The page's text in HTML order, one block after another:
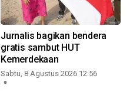
Jurnalis bagikan bendera
gratis sambut HUT
Kemerdekaan
Sabtu, 8 Agustus 2026 12:56